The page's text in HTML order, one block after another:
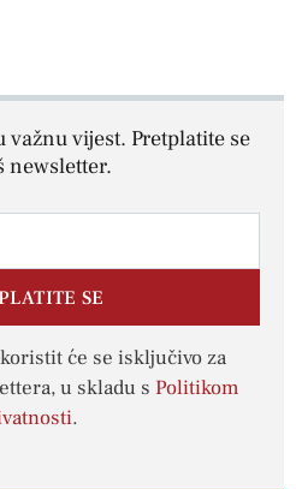
vijest. Pretplatite se
newsletter.
SE
će se isključivo za
u skladu s Politikom
.